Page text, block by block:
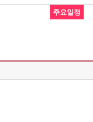
주요일정